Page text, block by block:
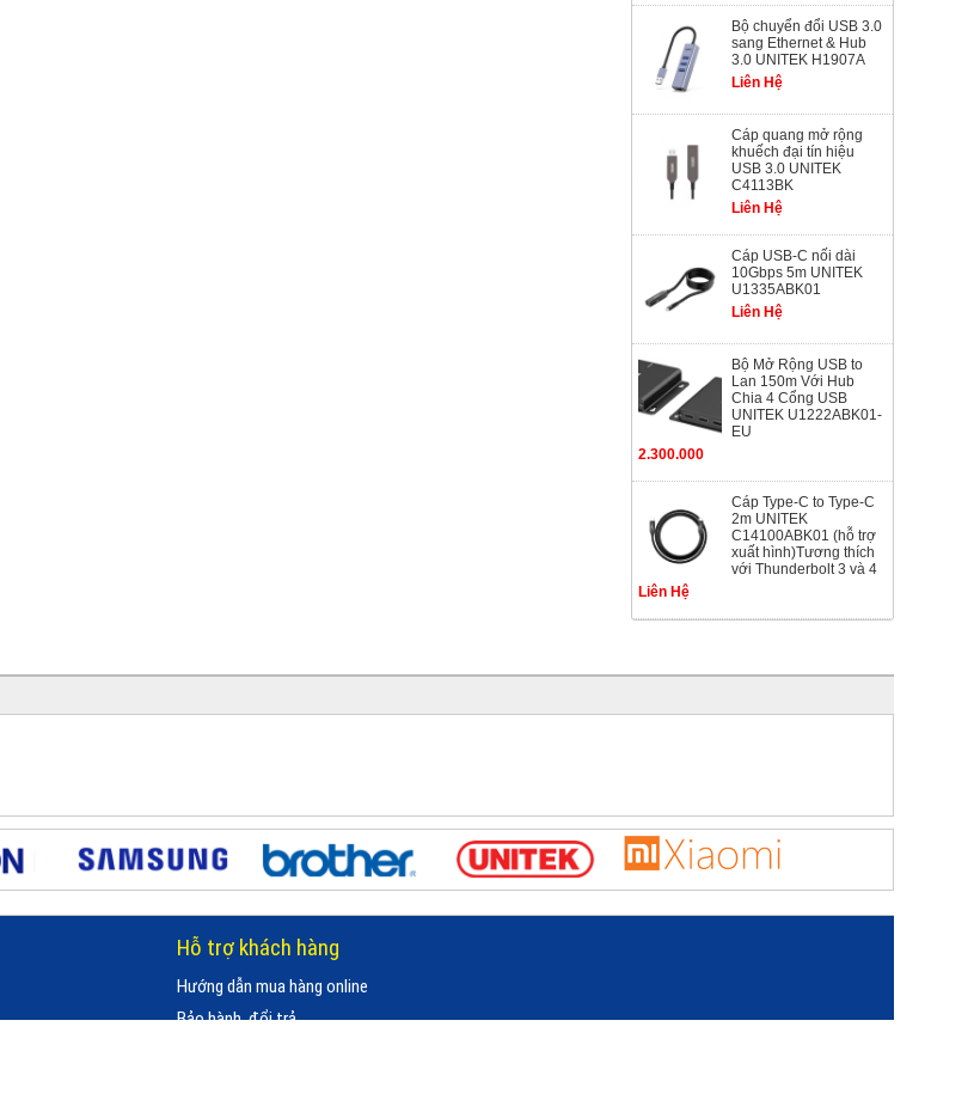
Bộ chuyển đổi USB 3.0
sang Ethernet & Hub
3.0 UNITEK H1907A
Liên Hệ
Cáp quang mở rộng
khuếch đại tín hiệu
USB 3.0 UNITEK
C4113BK
Liên Hệ
Cáp USB-C nối dài
10Gbps 5m UNITEK
U1335ABK01
Liên Hệ
Bộ Mở Rộng USB to
Lan 150m Với Hub
Chia 4 Cổng USB
UNITEK U1222ABK01-
EU
2.300.000
Cáp Type-C to Type-C
2m UNITEK
C14100ABK01 (hỗ trợ
xuất hình)Tương thích
với Thunderbolt 3 và 4
Liên Hệ
Hỗ trợ khách hàng
Hướng dẫn mua hàng online
Bảo hành, đổi trả